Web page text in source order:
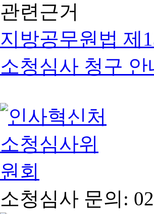
관련근거
지방공무원법 제
소청심사 청구
소청심사 문의: